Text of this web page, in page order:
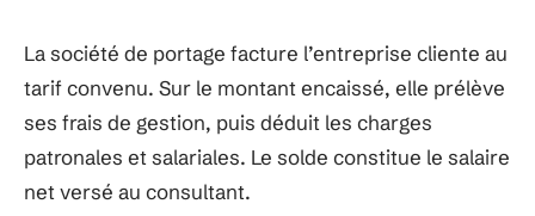
La société de portage facture l’entreprise cliente au
tarif convenu. Sur le montant encaissé, elle prélève
ses frais de gestion, puis déduit les charges
patronales et salariales. Le solde constitue le salaire
net versé au consultant.